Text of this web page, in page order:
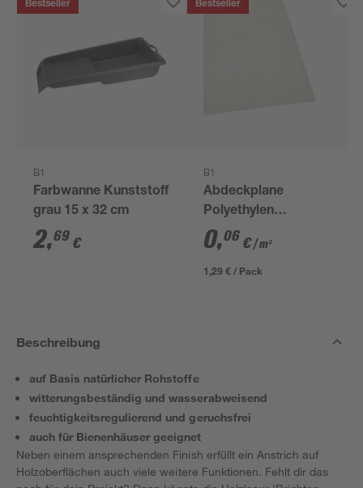
Bestseller
B1
Farbwanne Kunststoff
grau 15 x 32 cm
2,69 €
Bestseller
B1
Abdeckplane
Polyethylen
transparent 4 x 5 m
0,06 €/ m²
1,29 € / Pack
Beschreibung
auf Basis natürlicher Rohstoffe
witterungsbeständig und wasserabweisend
feuchtigkeitsregulierend und geruchsfrei
auch für Bienenhäuser geeignet
Neben einem ansprechenden Finish erfüllt ein Anstrich auf
Holzoberflächen auch viele weitere Funktionen. Fehlt dir das